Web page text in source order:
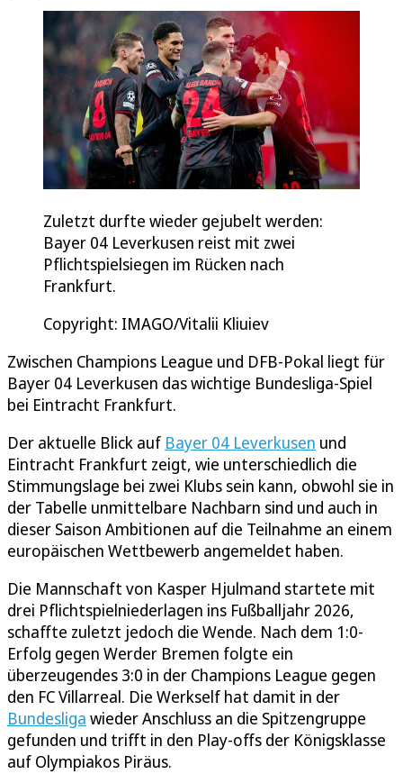
Zuletzt durfte wieder gejubelt werden:
Bayer 04 Leverkusen reist mit zwei
Pflichtspielsiegen im Rücken nach
Frankfurt.
Copyright: IMAGO/Vitalii Kliuiev
Zwischen Champions League und DFB-Pokal liegt für
Bayer 04 Leverkusen das wichtige Bundesliga-Spiel
bei Eintracht Frankfurt.
Der aktuelle Blick auf Bayer 04 Leverkusen und
Eintracht Frankfurt zeigt, wie unterschiedlich die
Stimmungslage bei zwei Klubs sein kann, obwohl sie in
der Tabelle unmittelbare Nachbarn sind und auch in
dieser Saison Ambitionen auf die Teilnahme an einem
europäischen Wettbewerb angemeldet haben.
Die Mannschaft von Kasper Hjulmand startete mit
drei Pflichtspielniederlagen ins Fußballjahr 2026,
schaffte zuletzt jedoch die Wende. Nach dem 1:0-
Erfolg gegen Werder Bremen folgte ein
überzeugendes 3:0 in der Champions League gegen
den FC Villarreal. Die Werkself hat damit in der
Bundesliga wieder Anschluss an die Spitzengruppe
gefunden und trifft in den Play-offs der Königsklasse
auf Olympiakos Piräus.